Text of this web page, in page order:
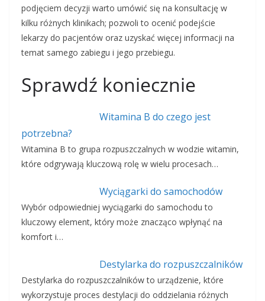
podjęciem decyzji warto umówić się na konsultację w
kilku różnych klinikach; pozwoli to ocenić podejście
lekarzy do pacjentów oraz uzyskać więcej informacji na
temat samego zabiegu i jego przebiegu.
Sprawdź koniecznie
Witamina B do czego jest
potrzebna?
Witamina B to grupa rozpuszczalnych w wodzie witamin,
które odgrywają kluczową rolę w wielu procesach…
Wyciągarki do samochodów
Wybór odpowiedniej wyciągarki do samochodu to
kluczowy element, który może znacząco wpłynąć na
komfort i…
Destylarka do rozpuszczalników
Destylarka do rozpuszczalników to urządzenie, które
wykorzystuje proces destylacji do oddzielania różnych